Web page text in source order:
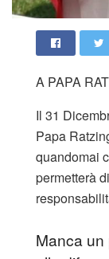
A PAPA
Il 31
Papa
quandomai
permetterà
Manca